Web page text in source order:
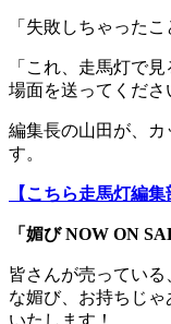
「失敗しちゃった
「これ、走馬灯で
場面を送ってくださ
編集長の山田が、カ
す。
【こちら走馬灯編集
「媚び NOW ON
皆さんが売ってい
な媚び、お持ちじ